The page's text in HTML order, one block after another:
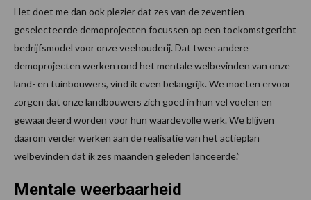
Het doet me dan ook plezier dat zes van de zeventien
geselecteerde demoprojecten focussen op een toekomstgericht
bedrijfsmodel voor onze veehouderij. Dat twee andere
demoprojecten werken rond het mentale welbevinden van onze
land- en tuinbouwers, vind ik even belangrijk. We moeten ervoor
zorgen dat onze landbouwers zich goed in hun vel voelen en
gewaardeerd worden voor hun waardevolle werk. We blijven
daarom verder werken aan de realisatie van het actieplan
welbevinden dat ik zes maanden geleden lanceerde.”
Mentale weerbaarheid